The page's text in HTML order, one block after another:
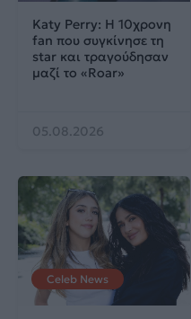
Katy Perry: Η 10χρονη
fan που συγκίνησε τη
star και τραγούδησαν
μαζί το «Roar»
05.08.2026
Celeb News